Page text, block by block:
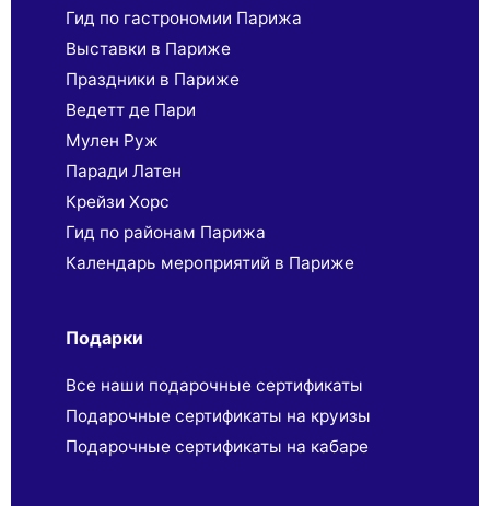
Гид по гастрономии Парижа
Выставки в Париже
Праздники в Париже
Ведетт де Пари
Мулен Руж
Паради Латен
Крейзи Хорс
Гид по районам Парижа
Календарь мероприятий в Париже
Подарки
Все наши подарочные сертификаты
Подарочные сертификаты на круизы
Подарочные сертификаты на кабаре